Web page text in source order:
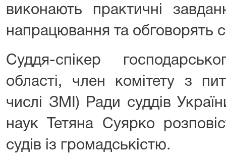
виконають практичні
напрацювання та обговорять
Суддя-спікер
області, член комітету з
числі ЗМІ) Ради суддів
наук
Тетяна Суярко
судів із громадськістю.